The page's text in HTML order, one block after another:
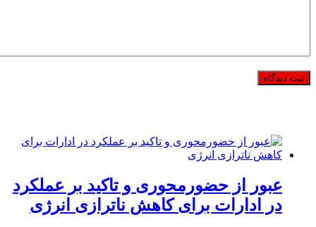
عبور از حضورمحوری و تاکید بر عملکرد
در ادارات برای کاهش ناترازی انرژی